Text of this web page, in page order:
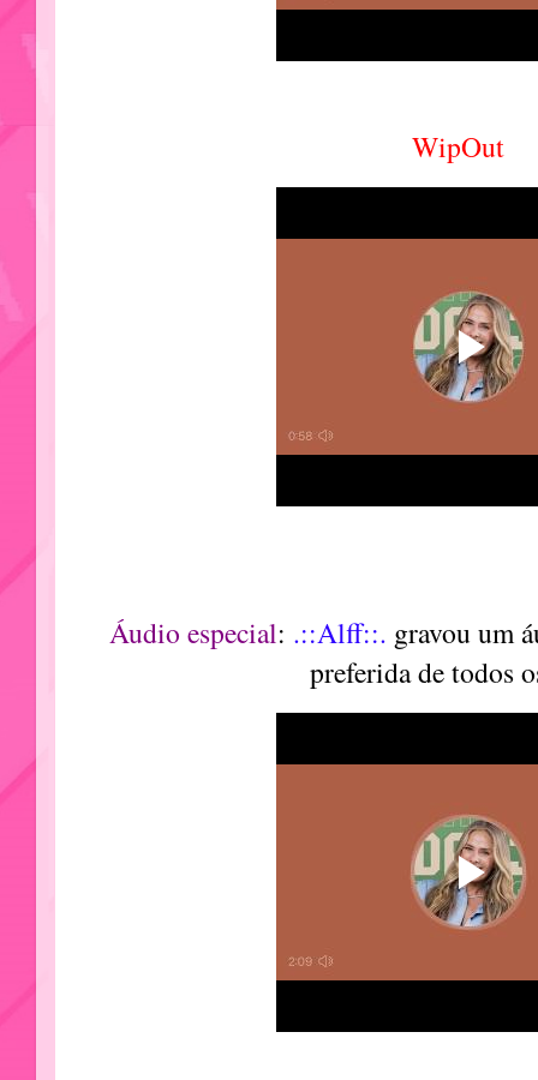
WipOut
Áudio especial: .::Alff::. gravou um
preferida de todos